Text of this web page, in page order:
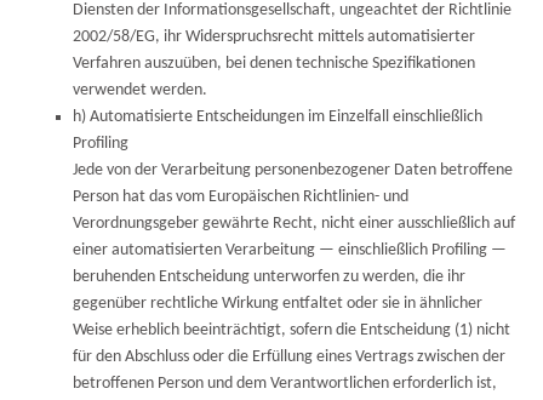
Diensten der Informationsgesellschaft, ungeachtet der Richtlinie
2002/58/EG, ihr Widerspruchsrecht mittels automatisierter
Verfahren auszuüben, bei denen technische Spezifikationen
verwendet werden.
h) Automatisierte Entscheidungen im Einzelfall einschließlich
Profiling
Jede von der Verarbeitung personenbezogener Daten betroffene
Person hat das vom Europäischen Richtlinien- und
Verordnungsgeber gewährte Recht, nicht einer ausschließlich auf
einer automatisierten Verarbeitung — einschließlich Profiling —
beruhenden Entscheidung unterworfen zu werden, die ihr
gegenüber rechtliche Wirkung entfaltet oder sie in ähnlicher
Weise erheblich beeinträchtigt, sofern die Entscheidung (1) nicht
für den Abschluss oder die Erfüllung eines Vertrags zwischen der
betroffenen Person und dem Verantwortlichen erforderlich ist,